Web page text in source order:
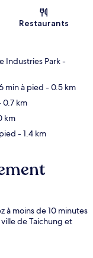
Restaurants
Industries Park-
min à pied - 0.5 km
0.7 km
km
- 1.4 km
à moins de 10 minutes
de Taichung et